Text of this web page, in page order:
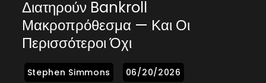
Διατηρούν Bankroll
Μακροπρόθεσμα — Και Οι
Περισσότεροι Όχι